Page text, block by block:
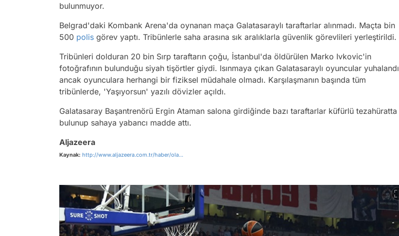
bulunmuyor.
Belgrad'daki Kombank Arena'da oynanan maça Galatasaraylı taraftarlar alınmadı. Maçta bin
500 polis görev yaptı. Tribünlerle saha arasına sık aralıklarla güvenlik görevlileri yerleştirildi.
Tribünleri dolduran 20 bin Sırp taraftarın çoğu, İstanbul'da öldürülen Marko Ivkovic'in
fotoğrafının bulunduğu siyah tişörtler giydi. Isınmaya çıkan Galatasaraylı oyuncular yuhalandı
ancak oyunculara herhangi bir fiziksel müdahale olmadı. Karşılaşmanın başında tüm
tribünlerde, 'Yaşıyorsun' yazılı dövizler açıldı.
Galatasaray Başantrenörü Ergin Ataman salona girdiğinde bazı taraftarlar küfürlü tezahüratta
bulunup sahaya yabancı madde attı.
Aljazeera
Kaynak: http://www.aljazeera.com.tr/haber/ola...